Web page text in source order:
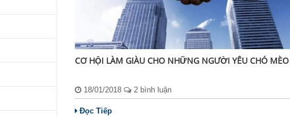
CƠ HỘI LÀM GIÀU CHO NHỮNG NGƯỜI YÊU CHÓ MÈO
18/01/2018 2 bình luận
Đọc Tiếp